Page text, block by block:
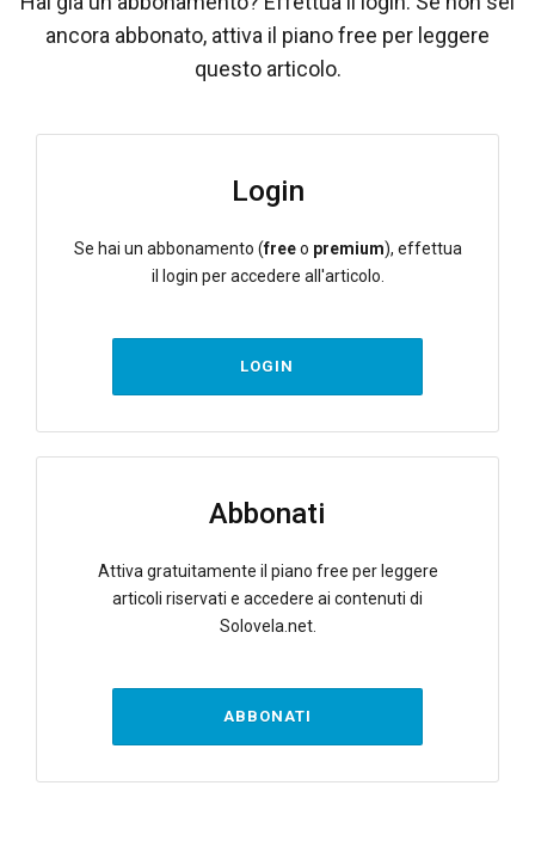
ancora abbonato, attiva il piano free per leggere
questo articolo.
Login
Se hai un abbonamento (freeo premium), effettua
il login per accedere all'articolo.
LOGIN
Abbonati
Attiva gratuitamente il piano free per leggere
articoli riservati e accedere ai contenuti di
Solovela.net.
ABBONATI